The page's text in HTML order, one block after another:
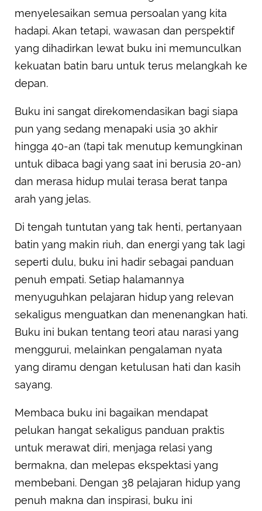
menyelesaikan semua persoalan yang kita
hadapi. Akan tetapi, wawasan dan perspektif
yang dihadirkan lewat buku ini memunculkan
kekuatan batin baru untuk terus melangkah ke
depan.
Buku ini sangat direkomendasikan bagi siapa
pun yang sedang menapaki usia 30 akhir
hingga 40-an (tapi tak menutup kemungkinan
untuk dibaca bagi yang saat ini berusia 20-an)
dan merasa hidup mulai terasa berat tanpa
arah yang jelas.
Di tengah tuntutan yang tak henti, pertanyaan
batin yang makin riuh, dan energi yang tak lagi
seperti dulu, buku ini hadir sebagai panduan
penuh empati. Setiap halamannya
menyuguhkan pelajaran hidup yang relevan
sekaligus menguatkan dan menenangkan hati.
Buku ini bukan tentang teori atau narasi yang
menggurui, melainkan pengalaman nyata
yang diramu dengan ketulusan hati dan kasih
sayang.
Membaca buku ini bagaikan mendapat
pelukan hangat sekaligus panduan praktis
untuk merawat diri, menjaga relasi yang
bermakna, dan melepas ekspektasi yang
membebani. Dengan 38 pelajaran hidup yang
penuh makna dan inspirasi, buku ini